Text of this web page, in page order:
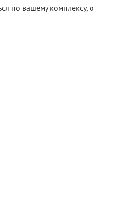
по вашему комплексу, о